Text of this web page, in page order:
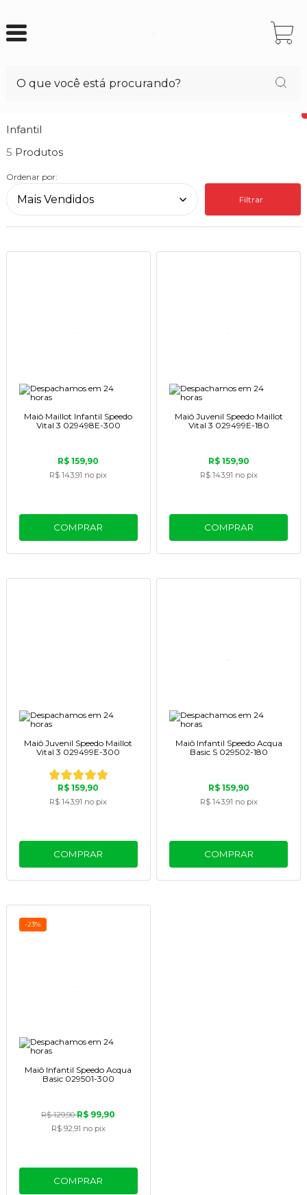
Infantil
5
Ordenar por:
Filtrar
Maiô Maillot Infantil Speedo
Vital 3 029498E-300
R$ 159,90
R$ 143,91 no pix
COMPRAR
Maiô Juvenil Speedo Maillot
Vital 3 029499E-180
R$ 159,90
R$ 143,91 no pix
COMPRAR
Maiô Juvenil Speedo Maillot
Vital 3 029499E-300
R$ 159,90
R$ 143,91 no pix
COMPRAR
Maiô Infantil Speedo Acqua
Basic S 029502-180
R$ 159,90
R$ 143,91 no pix
COMPRAR
-23%
Maiô Infantil Speedo Acqua
Basic 029501-300
R$ 129,90R$ 99,90
R$ 92,91 no pix
COMPRAR